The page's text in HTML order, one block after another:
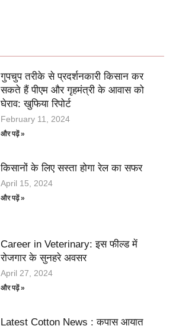
गुपचुप तरीके से प्रदर्शनकारी किसान कर
सकते हैं पीएम और गृहमंत्री के आवास को
घेराव: खुफिया रिपोर्ट
February 11, 2024
और पढ़ें »
किसानों के लिए सस्ता होगा रेल का सफर
April 15, 2024
और पढ़ें »
Career in Veterinary: इस फील्ड में
रोजगार के सुनहरे अवसर
April 27, 2024
और पढ़ें »
Latest Cotton News : कपास आयात